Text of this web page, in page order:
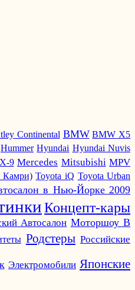
Continental BMW BMW X5
Hummer Hyundai Hyundai Nuvis
9 Mercedes Mitsubishi MPV
Камри) Toyota iQ Toyota Urban
в Нью-Йорке 2009
Концепт-кары
Автосалон Моторшоу В
Родстеры Российские
Электромобили Японские